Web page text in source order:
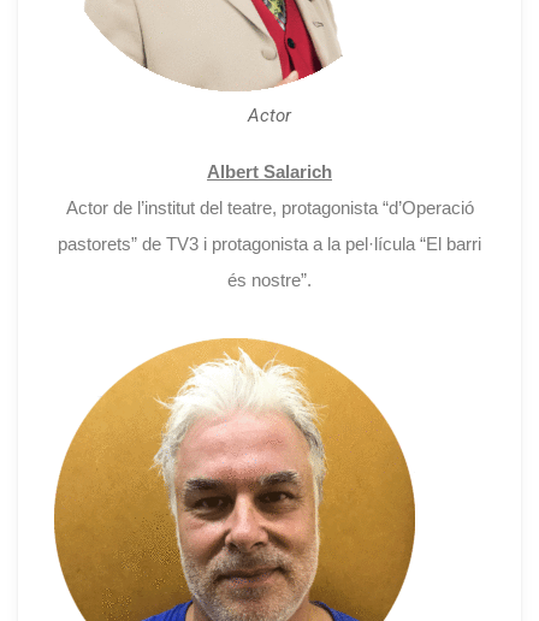
Actor
Albert Salarich
Actor de l’institut del teatre, protagonista “d’Operació
pastorets” de TV3 i protagonista a la pel·lícula “El barri
és nostre”.